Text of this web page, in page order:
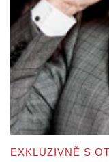
EXKLUZIVNĚ S